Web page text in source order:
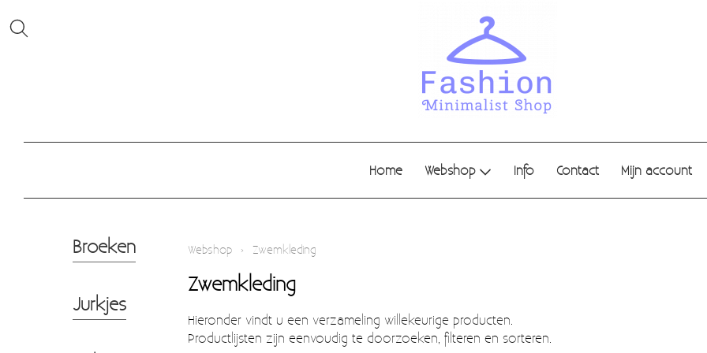
Home Webshop Info Contact Mijn account
Broeken
Jurkjes
Webshop › Zwemkleding
Zwemkleding
Hieronder vindt u een verzameling willekeurige producten.
Productlijsten zijn eenvoudig te doorzoeken, filteren en sorteren.